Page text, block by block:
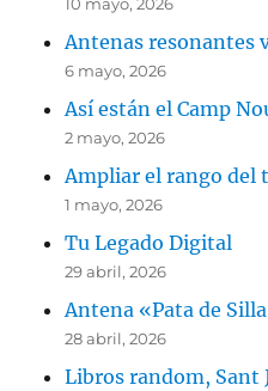
Antenas resonantes
6 mayo, 2026
Así están el Camp
2 mayo, 2026
Ampliar el rango del
1 mayo, 2026
Tu Legado Digital
29 abril, 2026
Antena «Pata de
28 abril, 2026
Libros random, Sant